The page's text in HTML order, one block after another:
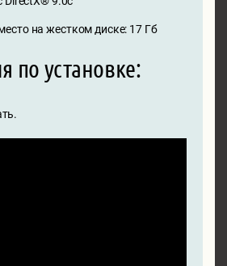
на жестком диске: 17 Гб
по установке: